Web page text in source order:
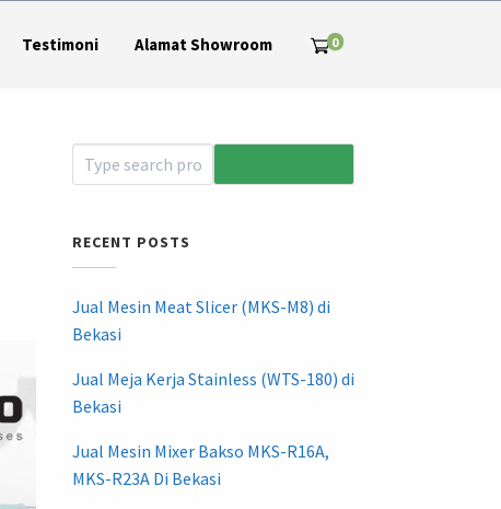
Testimoni Alamat Showroom 0
RECENT POSTS
Jual Mesin Meat Slicer (MKS-M8) di
Bekasi
Jual Meja Kerja Stainless (WTS-180) di
Bekasi
Jual Mesin Mixer Bakso MKS-R16A,
MKS-R23A Di Bekasi